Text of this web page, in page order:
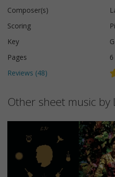
Composer(s)
Scoring
Key
Pages
6
Reviews (48)
Other sheet music by